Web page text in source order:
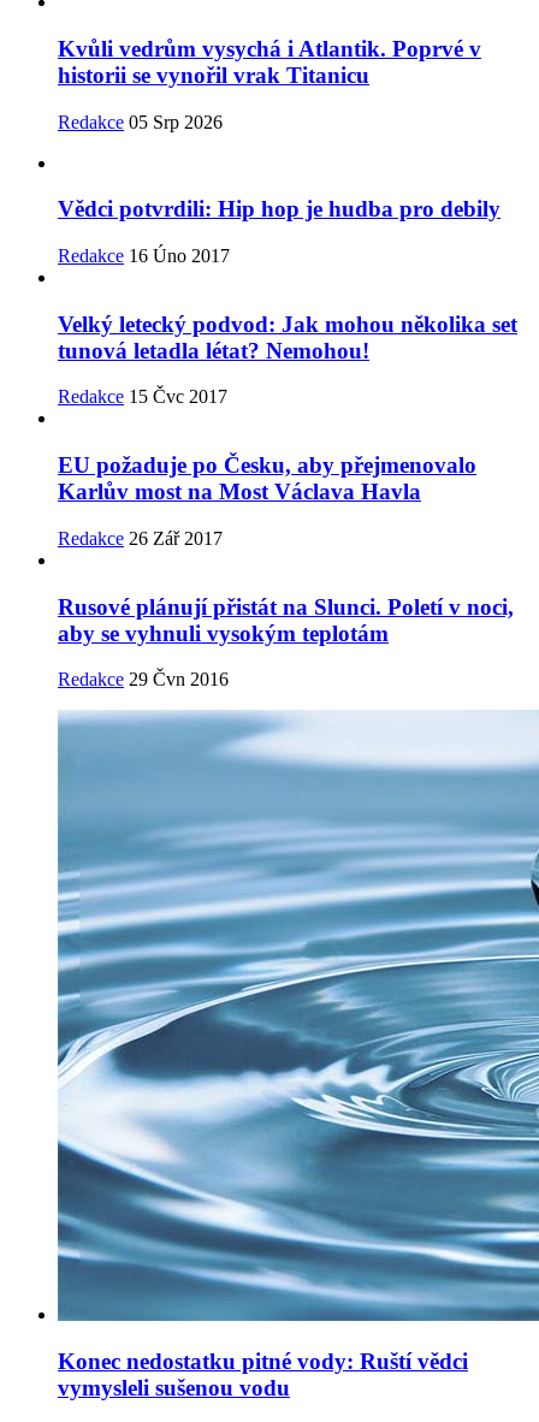
Kvůli vedrům vysychá i Atlantik. Poprvé v
historii se vynořil vrak Titanicu
Redakce 05 Srp 2026
Vědci potvrdili: Hip hop je hudba pro debily
Redakce 16 Úno 2017
Velký letecký podvod: Jak mohou několika set
tunová letadla létat? Nemohou!
Redakce 15 Čvc 2017
EU požaduje po Česku, aby přejmenovalo
Karlův most na Most Václava Havla
Redakce 26 Zář 2017
Rusové plánují přistát na Slunci. Poletí v noci,
aby se vyhnuli vysokým teplotám
Redakce 29 Čvn 2016
Konec nedostatku pitné vody: Ruští vědci
vymysleli sušenou vodu